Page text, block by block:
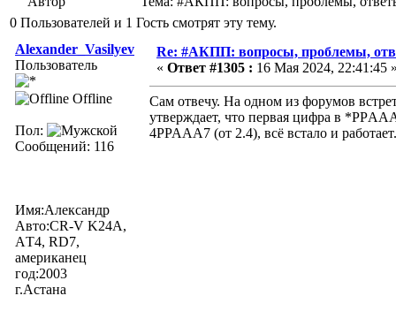
0 Пользователей и 1 Гость смотрят эту тему.
Alexander_Vasilyev
Пользователь
Offline
Пол:
Сообщений: 116
Имя:Александр
Авто:CR-V K24A,
АT4, RD7,
американец
год:2003
г.Астана
Re: #АКПП: вопросы, проблемы,
« Ответ #1305 : 16 Мая 2024, 22:41:45
Сам отвечу. На одном из форумов
утверждает, что первая цифра в
4PPAAA7 (от 2.4), всё встало и